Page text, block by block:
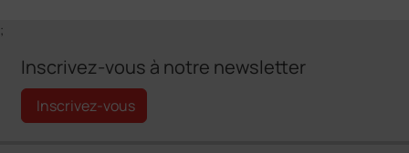
;
Inscrivez-vous à notre newsletter
Inscrivez-vous